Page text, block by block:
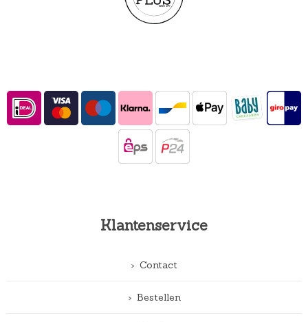
Klantenservice
Contact
Bestellen